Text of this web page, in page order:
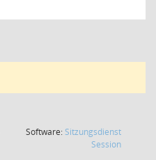
Software: Sitzungsdienst
Session(Wird in